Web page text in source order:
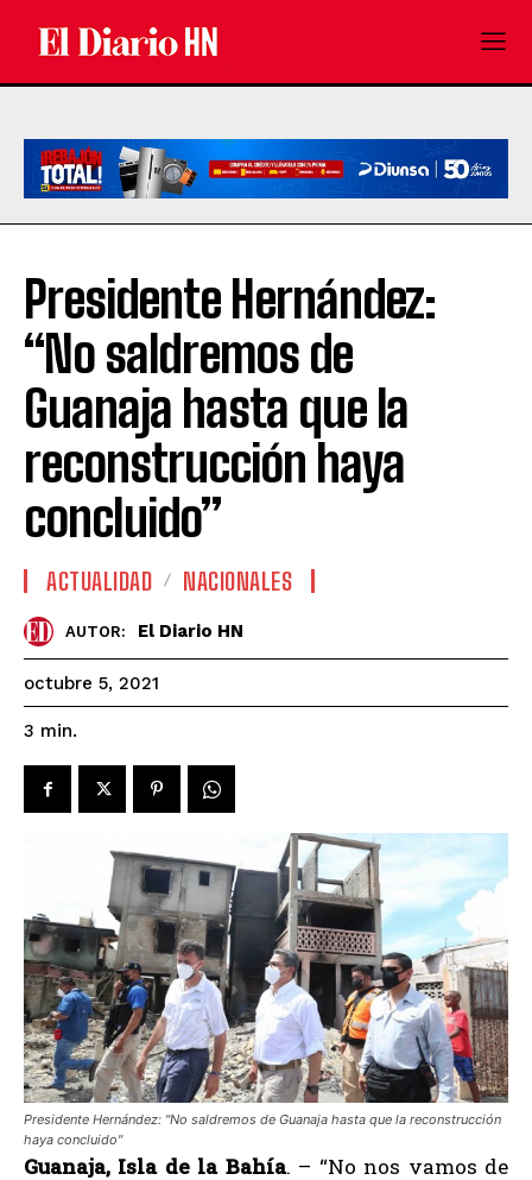
Presidente Hernández:
“No saldremos de
Guanaja hasta que la
reconstrucción haya
concluido”
ACTUALIDAD NACIONALES
AUTOR: El Diario HN
octubre 5, 2021
3 min.
Presidente Hernández: "No saldremos de Guanaja hasta que la reconstrucción
haya concluido"
Guanaja, Isla de la Bahía. – “No nos vamos de